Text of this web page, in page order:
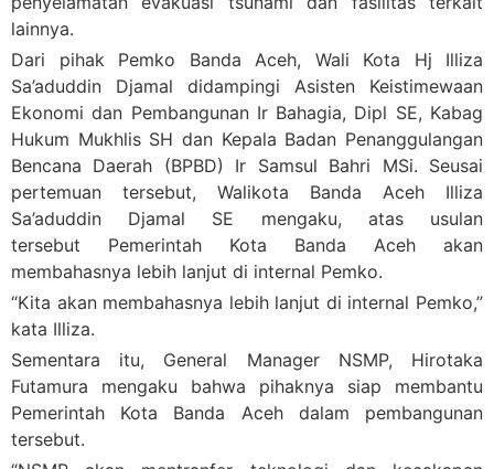
lainnya.
Dari pihak Pemko Banda Aceh, Wali Kota Hj Illiza
Sa’aduddin Djamal didampingi Asisten Keistimewaan
Ekonomi dan Pembangunan Ir Bahagia, Dipl SE, Kabag
Hukum Mukhlis SH dan Kepala Badan Penanggulangan
Bencana Daerah (BPBD) Ir Samsul Bahri MSi. Seusai
pertemuan tersebut, Walikota Banda Aceh Illiza
Sa’aduddin Djamal SE mengaku, atas usulan
tersebut Pemerintah Kota Banda Aceh akan
membahasnya lebih lanjut di internal Pemko.
“Kita akan membahasnya lebih lanjut di internal Pemko,”
kata Illiza.
Sementara itu, General Manager NSMP, Hirotaka
Futamura mengaku bahwa pihaknya siap membantu
Pemerintah Kota Banda Aceh dalam pembangunan
tersebut.